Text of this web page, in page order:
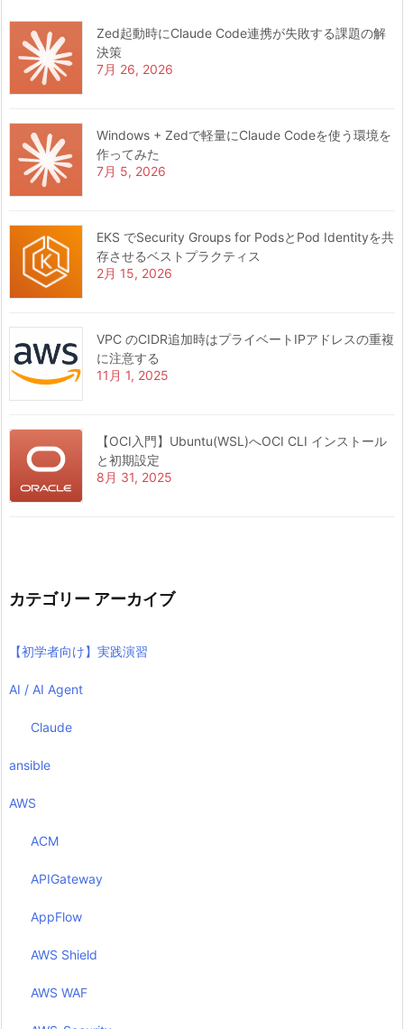
Zed起動時にClaude Code連携が失敗する課題の解
決策
7月 26, 2026
Windows + Zedで軽量にClaude Codeを使う環境を
作ってみた
7月 5, 2026
EKS でSecurity Groups for PodsとPod Identityを共
存させるベストプラクティス
2月 15, 2026
VPC のCIDR追加時はプライベートIPアドレスの重複
に注意する
11月 1, 2025
【OCI入門】Ubuntu(WSL)へOCI CLI インストール
と初期設定
8月 31, 2025
カテゴリー アーカイブ
【初学者向け】実践演習
AI / AI Agent
Claude
ansible
AWS
ACM
APIGateway
AppFlow
AWS Shield
AWS WAF